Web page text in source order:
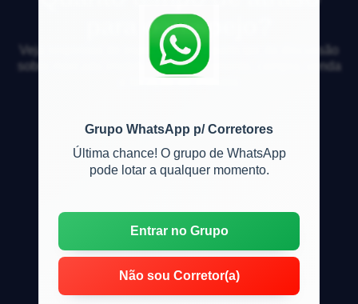
Grupo WhatsApp p/ Corretores
Última chance! O grupo de WhatsApp
pode lotar a qualquer momento.
Entrar no Grupo
Não sou Corretor(a)
para o despejo?
Veja respostas de especialistas e participe da discussão
sobre mercado imobiliário, financiamento, compra, venda
e locação de imóveis